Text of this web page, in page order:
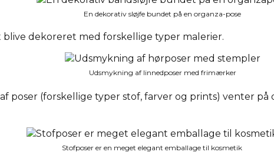
En dekorativ sløjfe bundet på en organza-pose
dekoreret med forskellige typer malerier.
Udsmykning af linnedposer med frimærker
poser (forskellige typer stof, farver og prints) venter
Stofposer er en meget elegant emballage til kosmetik